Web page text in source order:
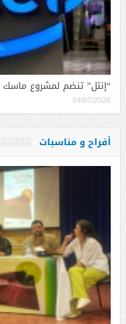
“إنتل” تنضم لمشروع
04/07/2026
أفراح و مناسبات